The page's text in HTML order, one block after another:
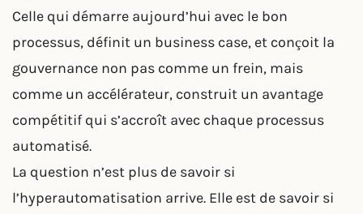
Celle qui démarre aujourd’hui avec le bon
processus, définit un business case, et conçoit la
gouvernance non pas comme un frein, mais
comme un accélérateur, construit un avantage
compétitif qui s’accroît avec chaque processus
automatisé.
La question n’est plus de savoir si
l’hyperautomatisation arrive. Elle est de savoir si